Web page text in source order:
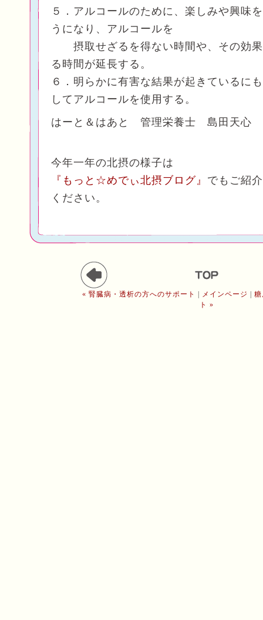
５．アルコールのために、楽しみや興味
うになり、アルコールを
摂取せざるを得ない時間や、その効果
る時間が延長する。
６．明らかに有害な結果が起きているに
してアルコールを使用する。
はーと＆はあと 管理栄養士 島田天心
今年一年の北摂の様子は
『もっと☆めでぃ北摂ブログ』 でもご紹
ください。
« 腎臓病・透析の方へのサポート メインページ
ト »